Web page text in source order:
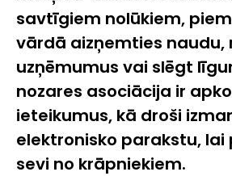
savtīgiem nolūkiem,
vārdā aizņemties naudu,
uzņēmumus vai slēgt
nozares asociācija ir
ieteikumus, kā droši
elektronisko parakstu,
sevi no krāpniekiem.